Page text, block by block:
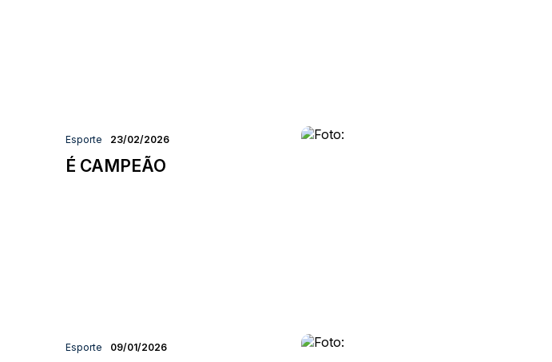
Esporte 23/02/2026
É CAMPEÃO
Esporte 09/01/2026